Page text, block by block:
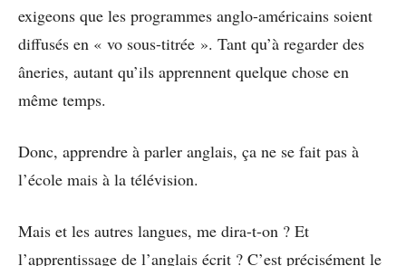
exigeons que les programmes anglo-américains soient
diffusés en « vo sous-titrée ». Tant qu’à regarder des
âneries, autant qu’ils apprennent quelque chose en
même temps.
Donc, apprendre à parler anglais, ça ne se fait pas à
l’école mais à la télévision.
Mais et les autres langues, me dira-t-on ? Et
l’apprentissage de l’anglais écrit ? C’est précisément le